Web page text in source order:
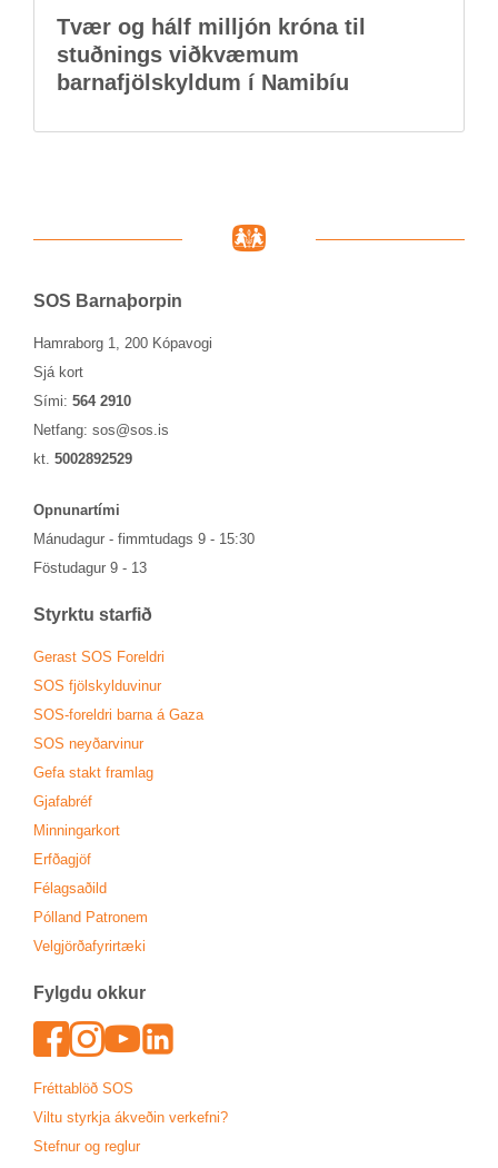
Tvær og hálf millj­ón króna til
stuðn­ings við­kvæm­um
barna­fjöl­skyld­um í Namib­íu
SOS Barna­þorp­in
Hamraborg 1, 200 Kópavogi
Sjá kort
Sími: 564 2910
Netfang: sos@sos.is
kt. 5002892529
Opn­un­ar­tími
Mánu­dag­ur - fimmtu­dags 9 - 15:30
Föstu­dag­ur 9 - 13
Styrktu starf­ið
Ger­ast SOS For­eldri
SOS fjöl­skyldu­vin­ur
SOS-for­eldri barna á Gaza
SOS neyð­ar­vin­ur
Gefa stakt fram­lag
Gjafa­bréf
Minn­ing­ar­kort
Erfða­gjöf
Fé­lags­að­ild
Pól­land Patronem
Vel­gjörða­fyr­ir­tæki
Fylgdu okk­ur
Face­book
In­sta­gram
Youtu­be
Lin­ked­In
Frétta­blöð SOS
Viltu styrkja ákveð­in verk­efni?
Stefn­ur og regl­ur